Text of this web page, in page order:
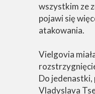
wszystkim ze
pojawi się
atakowania.
Vielgovia
Do jedenastki,
Vladyslava